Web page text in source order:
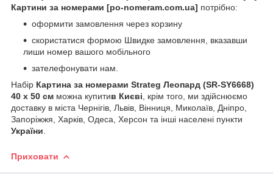
Картини за номерами [po-nomeram.com.ua] потрібно:
оформити замовлення через корзину
скористатися формою Швидке замовлення, вказавши
лиши номер вашого мобільного
зателефонувати нам.
Набір Картина за номерами Strateg Леопард (SR-SY6668)
40 х 50 см можна купитив Києві , крім того, ми здійснюємо
доставку в міста Чернігів, Львів, Вінниця, Миколаїв, Дніпро,
Запоріжжя, Харків, Одеса, Херсон та інші населені пункти
України
Приховати